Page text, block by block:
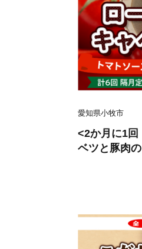
愛知県小牧市
<2か月に1
ベツと豚肉